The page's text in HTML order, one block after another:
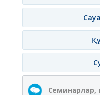
Семинарлар,